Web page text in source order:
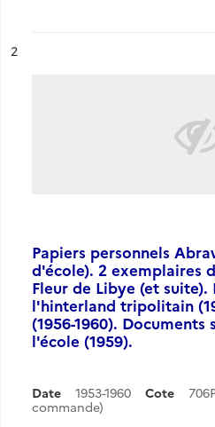
n°
2
Papiers personnels
d'école). 2 exemplaires
Fleur de Libye (et suite).
l'hinterland tripolitain
(1956-1960).
l'école (1959).
Date 1953-1960 Cote
commande)